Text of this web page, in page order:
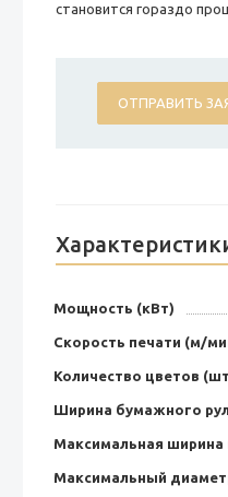
становится гораздо
ОТПРАВИТЬ
Мощность (кВт)
Скорость печати (м/
Количество цветов
Ширина бумажного
Максимальная ширина
Максимальный